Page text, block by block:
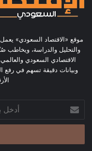
موقع «الاقتصاد السعودي»
والتحليل والدراسة، ويخاطب
الاقتصادي السعودي
وبيانات دقيقة تسهم في رفع
بريدك
الإلكتروني